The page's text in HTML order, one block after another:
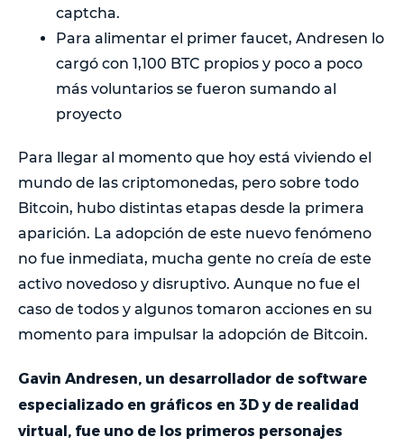
captcha.
Para alimentar el primer faucet, Andresen lo
cargó con 1,100 BTC propios y poco a poco
más voluntarios se fueron sumando al
proyecto
Para llegar al momento que hoy está viviendo el
mundo de las criptomonedas, pero sobre todo
Bitcoin, hubo distintas etapas desde la primera
aparición. La adopción de este nuevo fenómeno
no fue inmediata, mucha gente no creía de este
activo novedoso y disruptivo. Aunque no fue el
caso de todos y algunos tomaron acciones en su
momento para impulsar la adopción de Bitcoin.
Gavin Andresen, un desarrollador de software
especializado en gráficos en 3D y de realidad
virtual, fue uno de los primeros personajes